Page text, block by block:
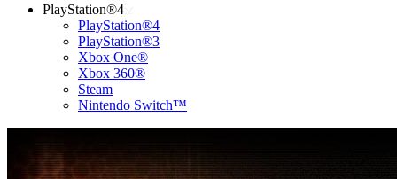
PlayStation®4
PlayStation®4
PlayStation®3
Xbox One®
Xbox 360®
Steam
Nintendo Switch™